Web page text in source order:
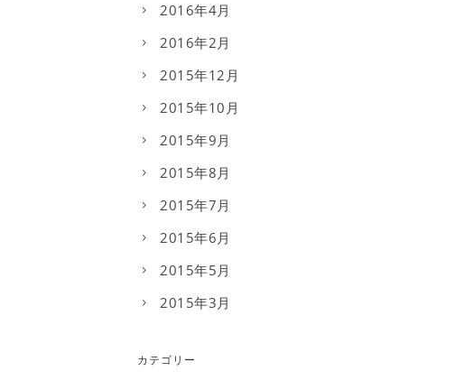
2016年4月
2016年2月
2015年12月
2015年10月
2015年9月
2015年8月
2015年7月
2015年6月
2015年5月
2015年3月
カテゴリー